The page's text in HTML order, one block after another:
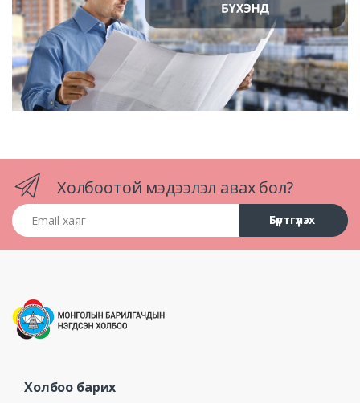
Холбоотой мэдээлэл авах бол?
Email хаяг
Бүртгүүлэх
Холбоо барих